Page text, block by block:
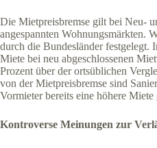
Die Mietpreisbremse gilt bei Neu-
angespannten Wohnungsmärkten.
durch die Bundesländer festgelegt.
Miete bei neu abgeschlossenen
Prozent über der ortsüblichen
von der Mietpreisbremse sind
Vormieter bereits eine höhere Miete
Kontroverse Meinungen zur